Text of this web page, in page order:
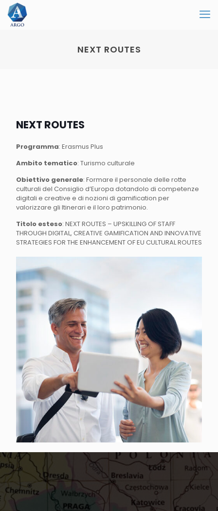
NEXT ROUTES
NEXT ROUTES
Programma: Erasmus Plus
Ambito tematico: Turismo culturale
Obiettivo generale: Formare il personale delle rotte
culturali del Consiglio d’Europa dotandolo di competenze
digitali e creative e di nozioni di gamification per
valorizzare gli Itinerari e il loro patrimonio.
Titolo esteso: NEXT ROUTES – UPSKILLING OF STAFF
THROUGH DIGITAL, CREATIVE GAMIFICATION AND INNOVATIVE
STRATEGIES FOR THE ENHANCEMENT OF EU CULTURAL ROUTES